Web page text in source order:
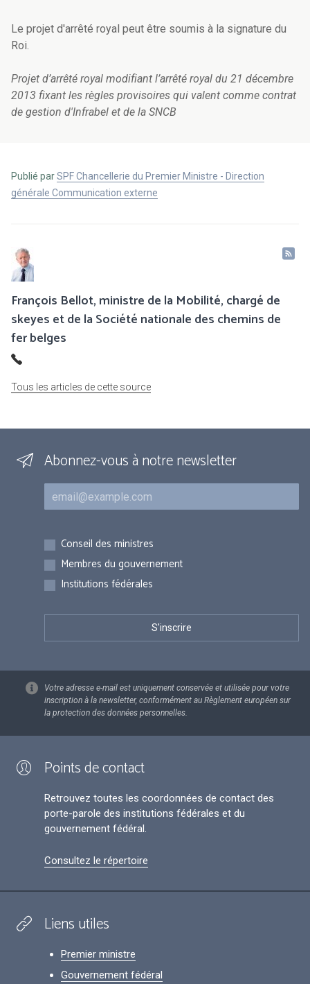
Le projet d'arrêté royal peut être soumis à la signature du
Roi.
Projet d’arrêté royal modifiant l’arrêté royal du 21 décembre
2013 fixant les règles provisoires qui valent comme contrat
de gestion d'Infrabel et de la SNCB
Publié parSPF Chancellerie du Premier Ministre - Direction
générale Communication externe
François Bellot, ministre de la Mobilité, chargé de
skeyes et de la Société nationale des chemins de
fer belges
Tous les articles de cette source
Abonnez-vous à notre newsletter
Courriel
Inscriptions
Conseil des ministres
Membres du gouvernement
Institutions fédérales
Votre adresse e-mail est uniquement conservée et utilisée pour votre
inscription à la newsletter, conformément au Règlement européen sur
la protection des données personnelles.
Points de contact
Retrouvez toutes les coordonnées de contact des
porte-parole des institutions fédérales et du
gouvernement fédéral.
Consultez le répertoire
Liens utiles
Premier ministre
Gouvernement fédéral